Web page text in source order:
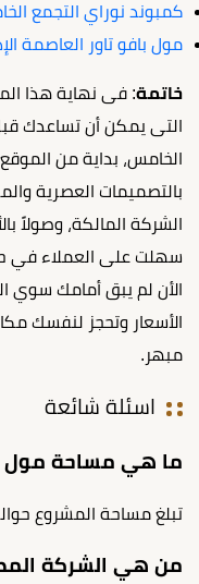
كمبوند نوراي التجمع
مول بافو تاور العاصمة
خاتمة: فى نهاية هذا
الخامس، بداية من الموقع
بالتصميمات العصرية
الشركة المالكة، وصولاً
سهلت على العملاء في
الأن لم يبق أمامك سوي
الأسعار وتحجز لنفسك
مبهر.
اسئلة شائعة
ما هي مساحة مول جي 7 التجمع
تبلغ مساحة المشروع حوالي 6000 متر